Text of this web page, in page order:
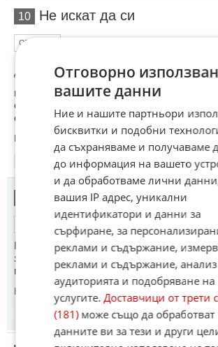
10 Не искат да си
ОТГОВОР
До коментар#3от "жжжжжж":
го взимат, изобщо не им трябва. Норвегия,
снабдява западна Европа с природен газ
съоръжения. Северните потоци са
Коментиран от
16.05.2025
Гориил
Китайският премиер внася заявление в
закупуване на 100 процента от
природен газ
Коментиран от #24
16.05.2025
Отговорно
вашите данни
Ние и нашите партньори
бисквитки и подобни
да съхраняваме и получаваме
до информация на вашето
и да обработваме лични
вашия IP адрес, уникални
идентификатори и данни за
сърфиране, за
реклами и съдържание,
реклами и съдържание,
аудиторията и подобряване на
услугите.Доставчици от трети
(181)може също да обработват
данните ви за тези и други